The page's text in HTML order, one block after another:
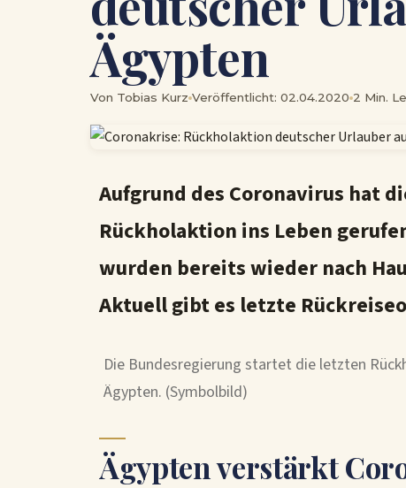
Ägypten
Von Tobias Kurz Veröffentlicht: 02.04.2020 2 Min.
Aufgrund des Coronavirus hat
Rückholaktion ins Leben
wurden bereits wieder nach
Aktuell gibt es letzte
Die Bundesregierung startet die letzten
Ägypten. (Symbolbild)
Ägypten verstärkt